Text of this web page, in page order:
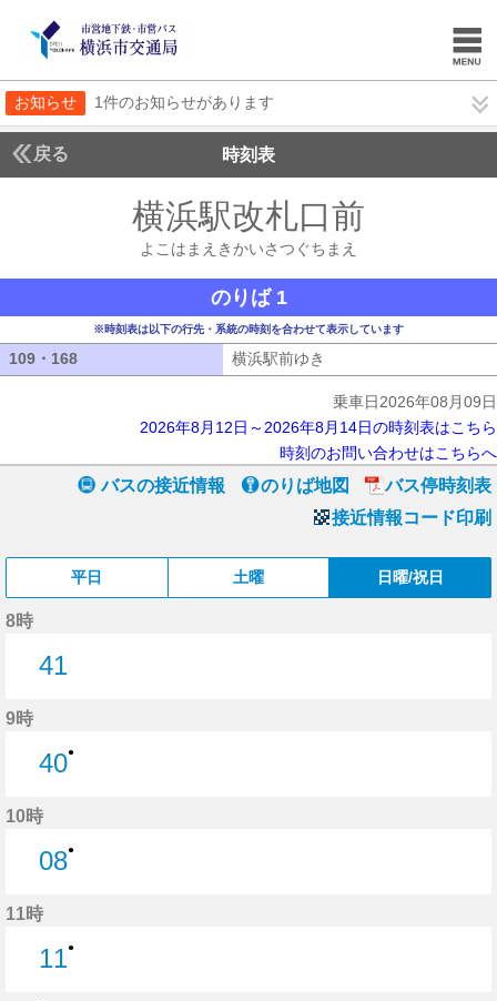
お知らせ 1件のお知らせがあります
戻る 時刻表
横浜駅改札口前
よこはまえきかいさつぐちまえ
のりば 1
※時刻表は以下の行先・系統の時刻を合わせて表示しています
109・168 横浜駅前ゆき
乗車日2026年08月09日
2026年8月12日～2026年8月14日の時刻表はこちら
時刻のお問い合わせはこちらへ
バスの接近情報 のりば地図
バス停時刻表
接近情報コード印刷
平日 土曜 日曜/祝日
8時
41
9時
40●
10時
08●
11時
11●